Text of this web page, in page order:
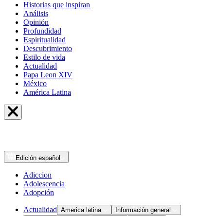
Historias que inspiran
Análisis
Opinión
Profundidad
Espiritualidad
Descubrimiento
Estilo de vida
Actualidad
Papa Leon XIV
México
América Latina
Edición español
Adiccion
Adolescencia
Adopción
Actualidad America latina
Información general